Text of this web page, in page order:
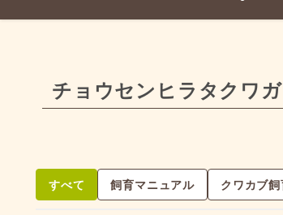
チョウセンヒラタクワ
すべて 飼育マニュアル クワカブ